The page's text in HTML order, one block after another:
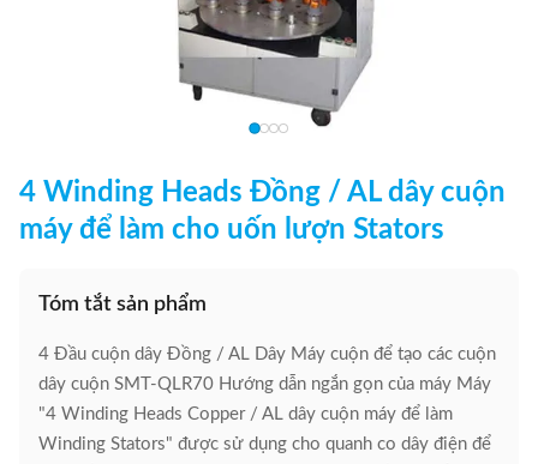
4 Winding Heads Đồng / AL dây cuộn
máy để làm cho uốn lượn Stators
Tóm tắt sản phẩm
4 Đầu cuộn dây Đồng / AL Dây Máy cuộn để tạo các cuộn
dây cuộn SMT-QLR70 Hướng dẫn ngắn gọn của máy Máy
"4 Winding Heads Copper / AL dây cuộn máy để làm
Winding Stators" được sử dụng cho quanh co dây điện để